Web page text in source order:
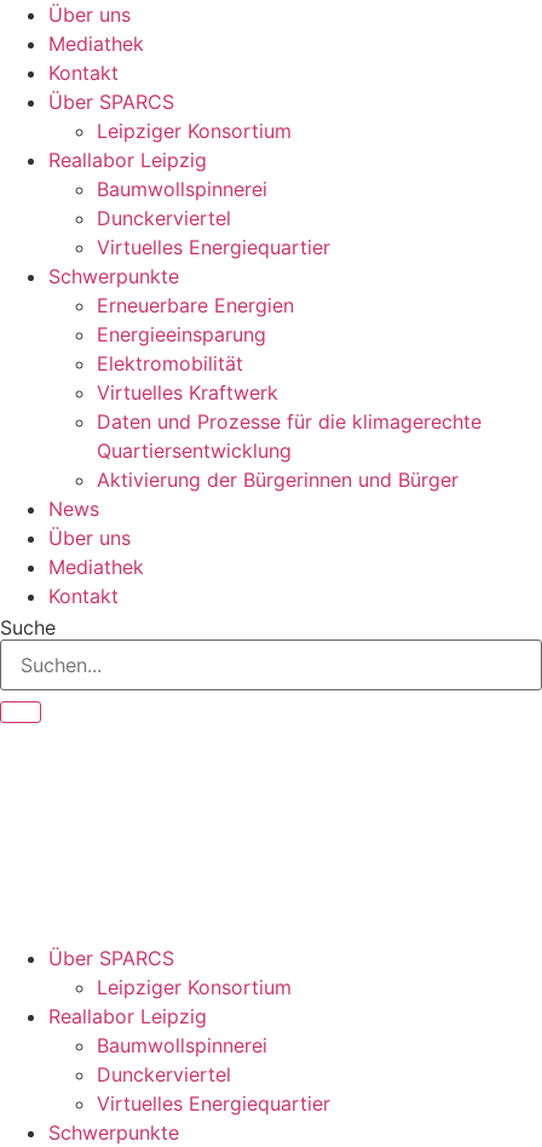
Über uns
Mediathek
Kontakt
Über SPARCS
Leipziger Konsortium
Reallabor Leipzig
Baumwollspinnerei
Dunckerviertel
Virtuelles Energiequartier
Schwerpunkte
Erneuerbare Energien
Energieeinsparung
Elektromobilität
Virtuelles Kraftwerk
Daten und Prozesse für die klimagerechte
Quartiersentwicklung
Aktivierung der Bürgerinnen und Bürger
News
Über uns
Mediathek
Kontakt
Suche
Über SPARCS
Leipziger Konsortium
Reallabor Leipzig
Baumwollspinnerei
Dunckerviertel
Virtuelles Energiequartier
Schwerpunkte